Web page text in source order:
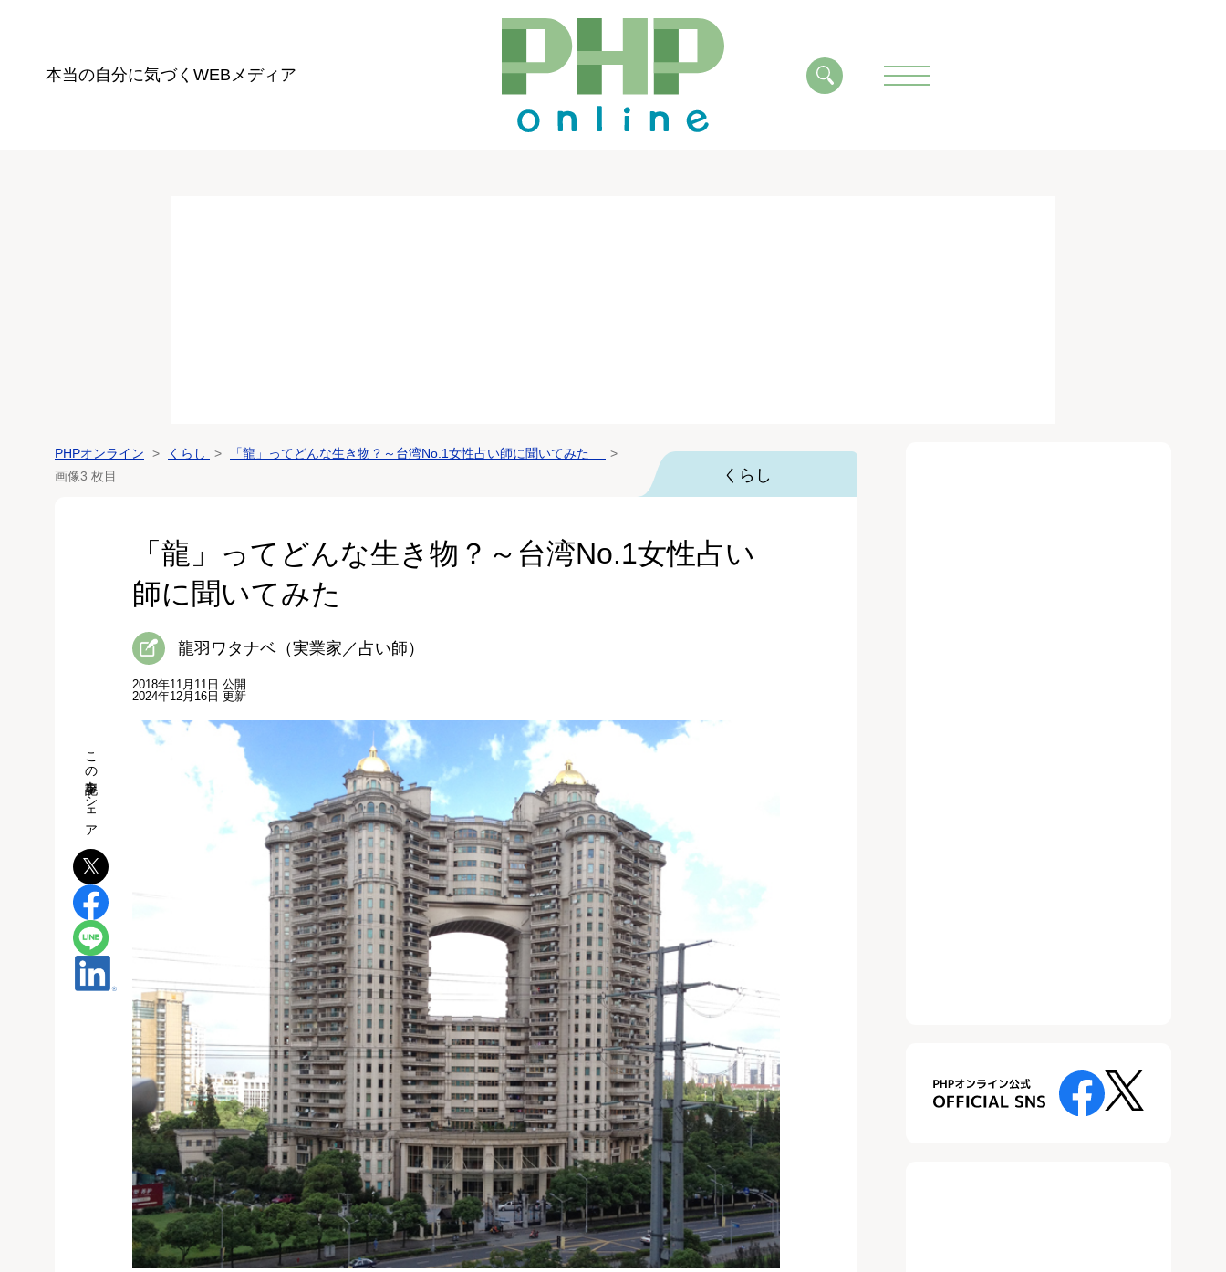
本当の自分に気づく WEBメディア
PHPオンライン くらし
「龍」ってどんな生き物？～台湾No.1女性占い師に聞いてみた
画像3 枚目
くらし
「龍」ってどんな生き物？～台湾No.1女性占い
師に聞いてみた
龍羽ワタナベ（実業家／占い師）
2018年11月11日 公開
2024年12月16日 更新
この記事をシェア